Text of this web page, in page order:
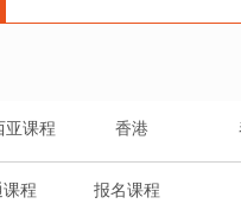
亚课程 香港
程 报名课程